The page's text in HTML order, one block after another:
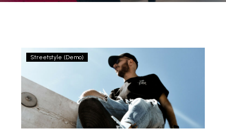
Etiam
pellentesque,
ipsum
eget
viverra
eleifend,
Streetstyle (Demo)